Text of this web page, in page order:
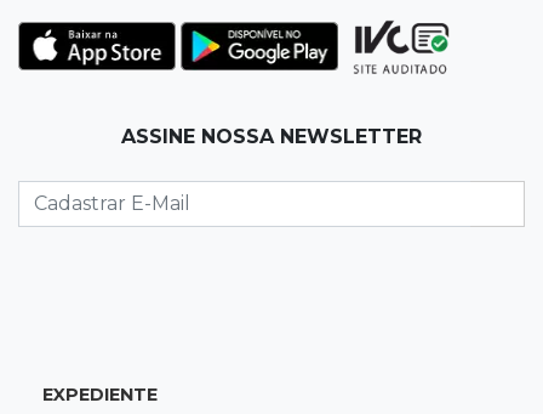
Preço do quiabo dispara 20% e laranja tem
queda de 16% na 1ª semana de agosto
Beco
confessa que matou a pedradas no
Tiradentes
ASSINE NOSSA NEWSLETTER
EXPEDIENTE